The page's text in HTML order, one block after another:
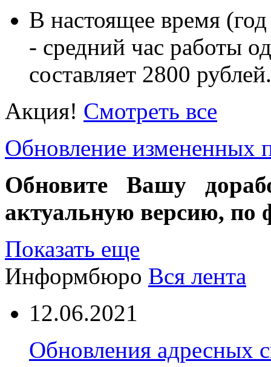
В настоящее время
- средний час работы
составляет 2800 рублей.
Акция! Смотреть все
Обновление измененных
Обновите Вашу
актуальную версию, по
Показать еще
Информбюро Вся лента
12.06.2021
Обновления адресных